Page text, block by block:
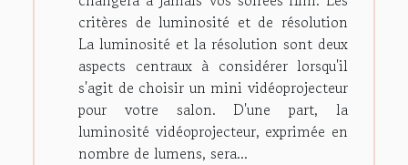
critères de luminosité et de résolution
La luminosité et la résolution sont deux
aspects centraux à considérer lorsqu'il
s'agit de choisir un mini vidéoprojecteur
pour votre salon. D'une part, la
luminosité vidéoprojecteur, exprimée en
nombre de lumens, sera...